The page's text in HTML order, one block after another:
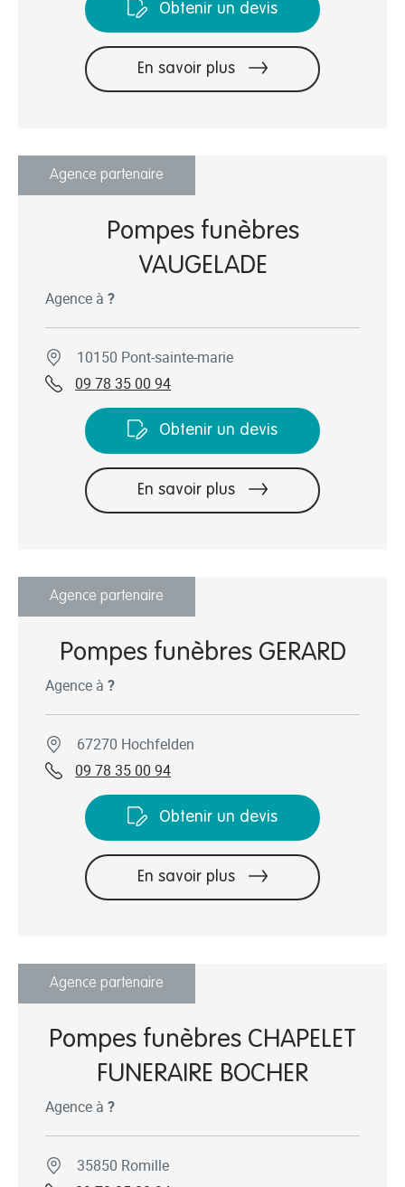
Obtenir un devis
En savoir plus
Agence partenaire
Pompes funèbres
VAUGELADE
Agence à ?
10150 Pont-sainte-marie
09 78 35 00 94
Obtenir un devis
En savoir plus
Agence partenaire
Pompes funèbres GERARD
Agence à ?
67270 Hochfelden
09 78 35 00 94
Obtenir un devis
En savoir plus
Agence partenaire
Pompes funèbres CHAPELET
FUNERAIRE BOCHER
Agence à ?
35850 Romille